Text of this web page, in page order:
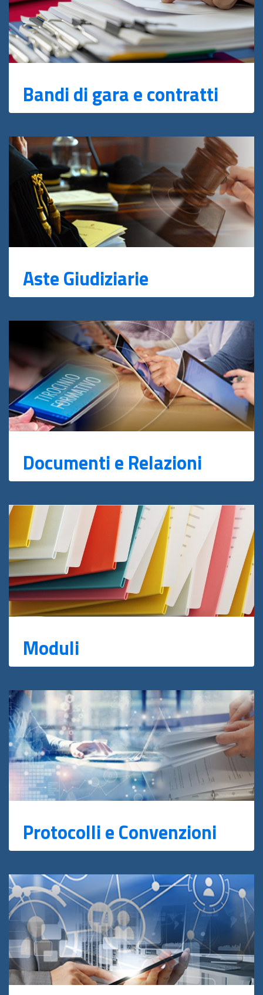
Bandi di gara e contratti
Aste Giudiziarie
Documenti e Relazioni
Moduli
Protocolli e Convenzioni